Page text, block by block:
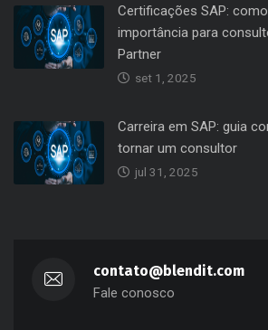
Certificações SAP:
importância para
Partner
set 1, 2025
Carreira em SAP: guia
tornar um consultor
jul 31, 2025
contato@blendit.com
Fale conosco